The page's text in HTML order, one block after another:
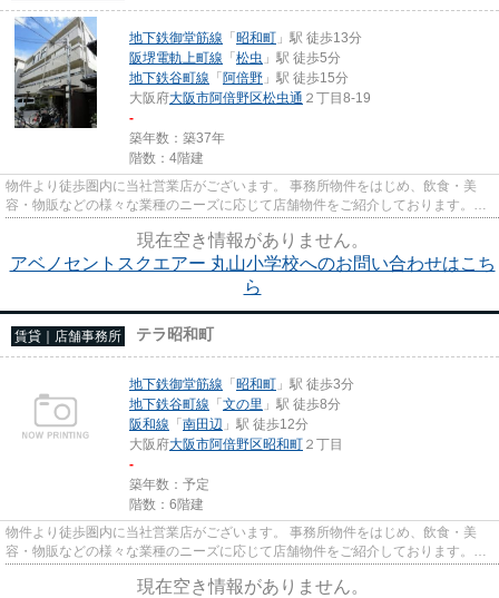
地下鉄御堂筋線 「昭和町 」駅 徒歩13分
阪堺電軌上町線 「松虫 」駅 徒歩5分
地下鉄谷町線 「阿倍野 」駅 徒歩15分
大阪府大阪市阿倍野区松虫通 ２丁目8-19
-
築年数：築37年
階数：4階建
物件より徒歩圏内に当社営業店がございます。 事務所物件をはじめ、飲食・美
容・物販などの様々な業種のニーズに応じて店舗物件をご紹介しております。
尚、弊社ではおとり広告は一切...
現在空き情報がありません。
アベノセントスクエアー 丸山小学校へのお問い合わせはこち
ら
賃貸｜店舗事務所 テラ昭和町
地下鉄御堂筋線 「昭和町 」駅 徒歩3分
地下鉄谷町線 「文の里 」駅 徒歩8分
阪和線 「南田辺 」駅 徒歩12分
大阪府大阪市阿倍野区昭和町 ２丁目
-
築年数：予定
階数：6階建
物件より徒歩圏内に当社営業店がございます。 事務所物件をはじめ、飲食・美
容・物販などの様々な業種のニーズに応じて店舗物件をご紹介しております。
尚、弊社ではおとり広告は一切...
現在空き情報がありません。